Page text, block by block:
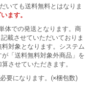
いても送料無料とはなりま
ます。
体での発送となります。商
載させていただいておりま
対象となります。システム
が「送料無料対象外商品」を
させていただきます。
要になります。(×梱包数)